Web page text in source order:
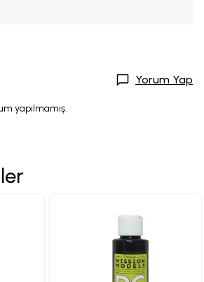
Yorum Yap
yapılmamış.